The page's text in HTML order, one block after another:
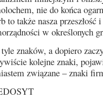
nie do końca
to także nasza przeszłość
w określonych
znaków, a dopiero
kolejne znaki,
związane – znaki